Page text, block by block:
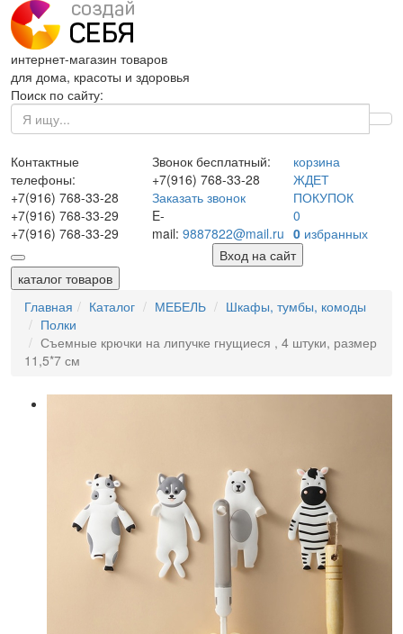
интернет-магазин товаров
для дома, красоты и здоровья
Поиск по сайту:
Контактные
телефоны:
+7(916) 768-33-28
+7(916) 768-33-29
+7(916) 768-33-29
Звонок бесплатный:
+7(916) 768-33-28
Заказать звонок
E-
mail: 9887822@mail.ru
корзина
ЖДЕТ
ПОКУПОК
0
0избранных
Вход на сайт
каталог товаров
Главная
Каталог МЕБЕЛЬ
Шкафы, тумбы, комоды
Полки
Съемные крючки на липучке гнущиеся , 4 штуки, размер
11,5*7 см